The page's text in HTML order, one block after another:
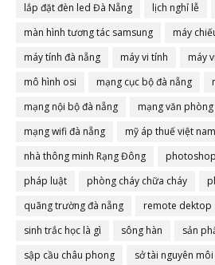
lắp đặt đèn led Đà Nẵng
lịch nghỉ lễ
màn hình tương tác samsung
máy
máy tính đà nẵng
máy vi tính máy
mô hình osi
mạng cục bộ đà nẵng
mạng nội bộ đà nẵng
mạng văn phòng
mạng wifi đà nẵng
mỹ áp thuế việt nam
nhà thông minh Rạng Đông
photoshop
pháp luật
phòng cháy chữa cháy
quãng trường đà nẵng
remote dektop
sinh trắc học là gì
sông hàn
sản
sập cầu châu phong
sở tài nguyên